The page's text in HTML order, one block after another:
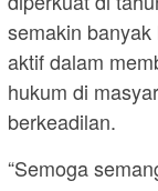
semakin
aktif dalam
hukum di
berkeadilan.
“Semoga